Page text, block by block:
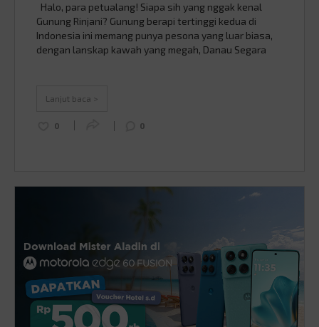
Halo, para petualang! Siapa sih yang nggak kenal
Gunung Rinjani? Gunung berapi tertinggi kedua di
Indonesia ini memang punya pesona yang luar biasa,
dengan lanskap kawah yang megah, Danau Segara
dianggap enteng, …
Lanjut baca >
0 0